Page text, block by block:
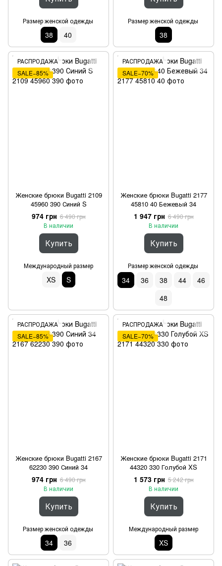
Размер женской одежды
38 40
Размер женской одежды
38
РАСПРОДАЖА
SALE−85%
Женские брюки Bugatti 2109
45960 390 Синий S
974 грн 6 490 грн
В наличии
Купить
Международный размер
XS S
РАСПРОДАЖА
SALE−70%
Женские брюки Bugatti 2177
45810 40 Бежевый 34
1 947 грн 6 490 грн
В наличии
Купить
Размер женской одежды
34 36 38 44
46
48
РАСПРОДАЖА
SALE−85%
Женские брюки Bugatti 2167
62230 390 Синий 34
974 грн 6 490 грн
В наличии
Купить
Размер женской одежды
34 36
РАСПРОДАЖА
SALE−70%
Женские брюки Bugatti 2171
44320 330 Голубой XS
1 573 грн 5 242 грн
В наличии
Купить
Международный размер
XS